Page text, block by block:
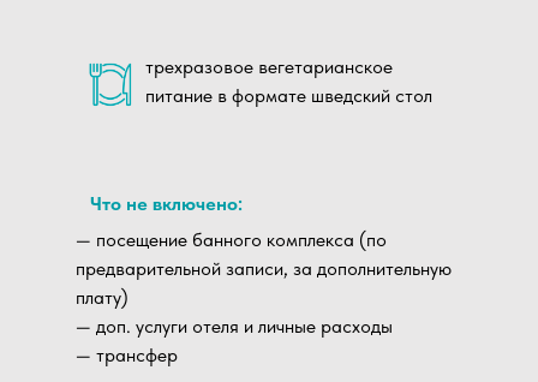
Что не включено:
трехразовое вегетарианское
питание в формате шведский стол
— посещение банного комплекса (по
предварительной записи, за дополнительную
плату)
— доп. услуги отеля и личные расходы
— трансфер